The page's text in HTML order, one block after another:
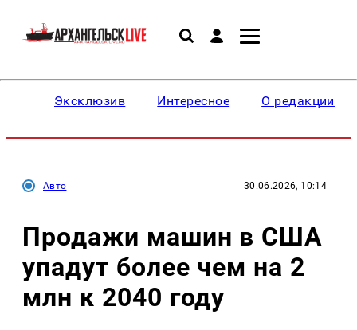
Эксклюзив Интересное О редакции
Авто 30.06.2026, 10:14
Продажи машин в США
упадут более чем на 2
млн к 2040 году